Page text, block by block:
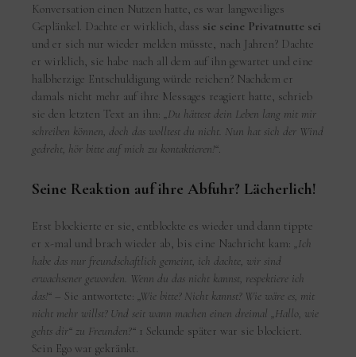
Konversation einen Nutzen hatte, es war langweiliges
Geplänkel. Dachte er wirklich, dass sie seine Privatnutte sei
und er sich nur wieder melden müsste, nach Jahren? Dachte
er wirklich, sie habe nach all dem auf ihn gewartet und eine
halbherzige Entschuldigung würde reichen? Nachdem er
damals nicht mehr auf ihre Messages reagiert hatte, schrieb
sie den letzten Text an ihn:„Du hättest dein Leben lang mit mir
schreiben können, doch das wolltest du nicht. Nun hat sich der Wind
gedreht, hör bitte auf mich zu kontaktieren!“.
Seine Reaktion auf ihre Abfuhr? Lächerlich!
Erst blockierte er sie, entblockte es wieder und dann tippte
er x-mal und brach wieder ab, bis eine Nachricht kam:„Ich
habe das nur freundschaftlich gemeint, ich dachte, wir sind
erwachsener geworden. Wenn du das nicht kannst, respektiere ich
das!“ – Sie antwortete:„Wie bitte? Nicht kannst? Wie wäre es, mit
nicht mehr willst? Und seit wann machen einen dreimal „Hallo, wie
gehts dir“ zu Freunden?“ 1 Sekunde später war sie blockiert.
Sein Ego war gekränkt.